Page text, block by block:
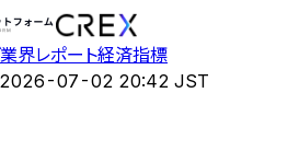
業界レポート経済指標
2026-07-02 20:42 JST